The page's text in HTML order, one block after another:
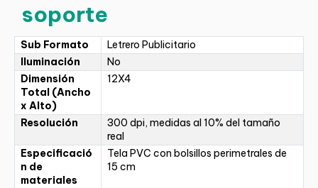
soporte
Sub Formato
Letrero Publicitario
Iluminación
No
Dimensión
Total (Ancho
x Alto)
12X4
Resolución
300 dpi, medidas al 10% del tamaño
real
Especificació
n de
materiales
Tela PVC con bolsillos perimetrales de
15 cm